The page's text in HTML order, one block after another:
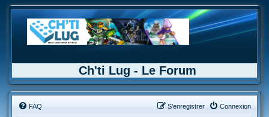
Ch'ti Lug - Le Forum
FAQ Connexion
S’enregistrer